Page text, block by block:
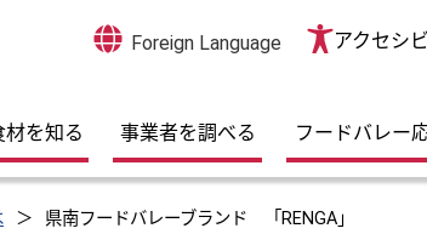
Foreign Language アクセシ
材を知る 事業者を調べる フードバレー
県南フードバレーブランド 「RENGA」